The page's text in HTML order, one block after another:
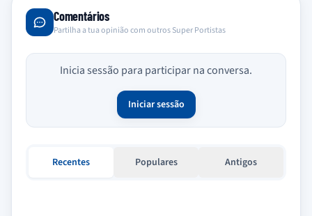
Comentários
Partilha a tua opinião com outros Super Portistas
Inicia sessão para participar na conversa.
Iniciar sessão
Recentes Populares Antigos